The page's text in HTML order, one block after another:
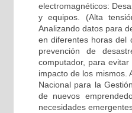
electromagnéticos:
y equipos. (Alta
Analizando datos para
en diferentes horas del
prevención de
computador, para
impacto de los mismos.
Nacional para la
de nuevos
necesidades